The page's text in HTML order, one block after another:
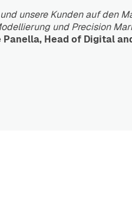
unsere Kunden auf
und Precision
Panella, Head of Digital